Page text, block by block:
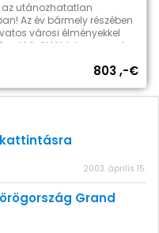
az utánozhatatlan
Az év bármely részében
városi élményekkel
közül több is szerepel
lesz arra is hogy
803 ,-€
2003. április 15.
Grand